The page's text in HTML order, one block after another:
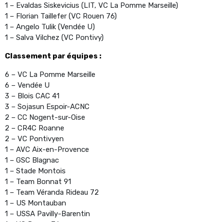
1 – Evaldas Siskevicius (LIT, VC La Pomme Marseille)
1 – Florian Taillefer (VC Rouen 76)
1 – Angelo Tulik (Vendée U)
1 – Salva Vilchez (VC Pontivy)
Classement par équipes :
6 – VC La Pomme Marseille
6 – Vendée U
3 – Blois CAC 41
3 – Sojasun Espoir-ACNC
2 – CC Nogent-sur-Oise
2 – CR4C Roanne
2 – VC Pontivyen
1 – AVC Aix-en-Provence
1 – GSC Blagnac
1 – Stade Montois
1 – Team Bonnat 91
1 – Team Véranda Rideau 72
1 – US Montauban
1 – USSA Pavilly-Barentin